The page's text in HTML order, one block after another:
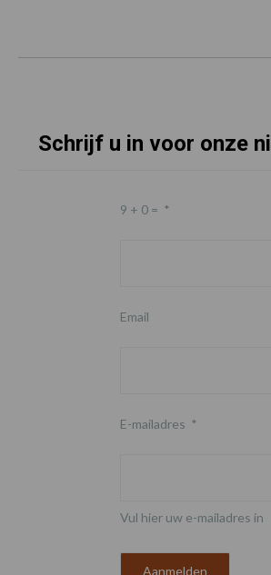
Schrijf u in voor onze
9 + 0 = *
Email
E-mailadres *
Vul hier uw e-mailadres in